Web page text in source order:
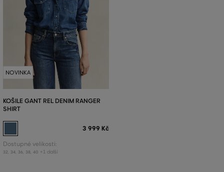
NOVINKA
KOŠILE GANT REL DENIM RANGER
SHIRT
3 999 Kč
Dostupné velikosti:
32 34 36 38 40 +1 další